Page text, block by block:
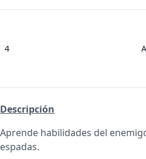
4
Descripción
Aprende habilidades del
espadas.